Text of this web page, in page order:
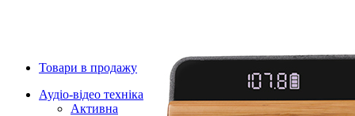
Товари в продажу
Аудіо-відео техніка
Активна